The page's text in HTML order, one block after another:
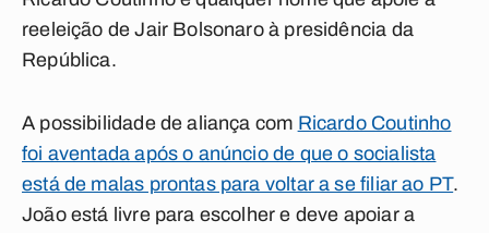
reeleição de Jair Bolsonaro à presidência da
República.
A possibilidade de aliança com Ricardo Coutinho
foi aventada após o anúncio de que o socialista
está de malas prontas para voltar a se filiar ao PT.
João está livre para escolher e deve apoiar a